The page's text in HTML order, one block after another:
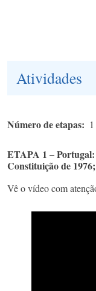
Atividades
Número de etapas 1
ETAPA 1 –
Constituição de
Vê o vídeo com